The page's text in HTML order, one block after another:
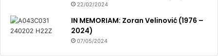
22/02/2024
IN MEMORIAM: Zoran Velinović (1976 –
2024)
07/05/2024